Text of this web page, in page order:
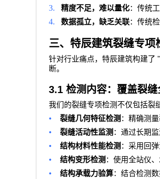
3. 精度不足，难以量化：传统
4. 数据孤立，缺乏关联：传统
三、特辰建筑裂缝专
针对行业痛点，特辰建筑构建了 "
断。
3.1 检测内容：覆盖裂
我们的裂缝专项检测不仅包括裂
• 裂缝几何特征检测 ：精确测
• 裂缝活动性监测 ：通过长期
• 结构材料性能检测 ：采用回
• 结构变形检测 ：使用全站仪
• 结构承载力验算：结合检测